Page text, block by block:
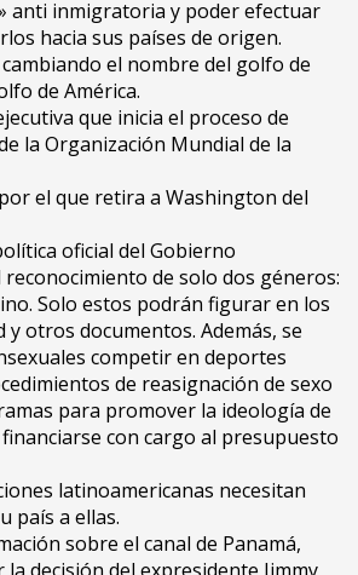
anti inmigratoria y poder efectuar
hacia sus países de origen.
el nombre del golfo de
de América.
que inicia el proceso de
la Organización Mundial de la
el que retira a Washington del
oficial del Gobierno
de solo dos géneros:
Solo estos podrán figurar en los
y otros documentos. Además, se
competir en deportes
de reasignación de sexo
para promover la ideología de
con cargo al presupuesto
latinoamericanas necesitan
país a ellas.
sobre el canal de Panamá,